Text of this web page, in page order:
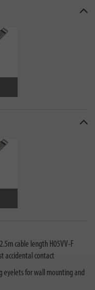
cable length H05VV-F
accidental contact
eyelets for wall mounting and